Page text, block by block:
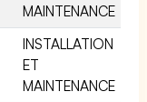
MAINTENANCE
INSTALLATION
ET
MAINTENANCE